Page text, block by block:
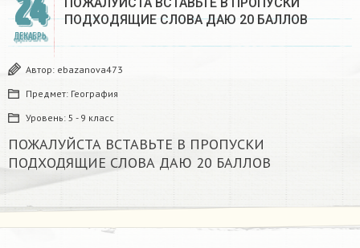
24
ДЕКАБРЬ
ПОДХОДЯЩИЕ СЛОВА ДАЮ 20 БАЛЛОВ​
Автор: ebazanova473
Предмет: География
Уровень: 5 - 9 класс
ПОЖАЛУЙСТА ВСТАВЬТЕ В ПРОПУСКИ
ПОДХОДЯЩИЕ СЛОВА ДАЮ 20 БАЛЛОВ​